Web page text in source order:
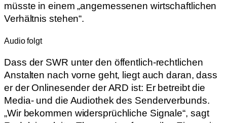
müsste in einem „angemessenen wirtschaftlichen
Verhältnis stehen“.
Audio folgt
Dass der SWR unter den öffentlich-rechtlichen
Anstalten nach vorne geht, liegt auch daran, dass
er der Onlinesender der ARD ist: Er betreibt die
Media- und die Audiothek des Senderverbunds.
„Wir bekommen widersprüchliche Signale“, sagt